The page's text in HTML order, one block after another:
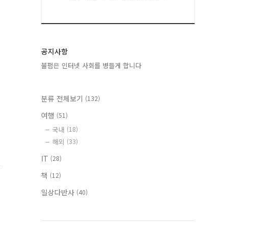
공지사항
불펌은 인터넷 사회를 병들게 합니다
분류 전체보기 (132)
여행 (51)
국내 (18)
해외 (33)
IT (28)
책 (12)
일상다반사 (40)